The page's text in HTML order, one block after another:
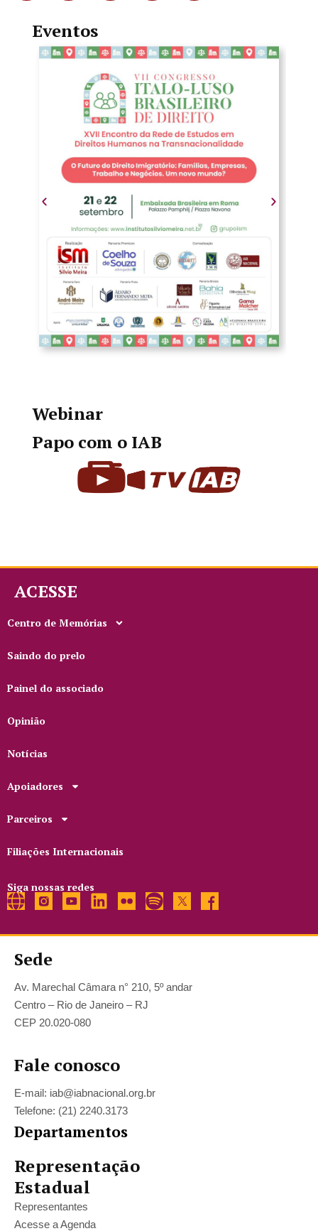
Eventos
Webinar
Papo com o IAB
ACESSE
Centro de Memórias
Saindo do prelo
Painel do associado
Opinião
Notícias
Apoiadores
Parceiros
Filiações Internacionais
Siga nossas redes
Sede
Av. Marechal Câmara n° 210, 5º andar
Centro – Rio de Janeiro – RJ
CEP 20.020-080
Fale conosco
E-mail: iab@iabnacional.org.br
Telefone: (21) 2240.3173
Departamentos
Representação
Estadual
Representantes
Acesse a Agenda